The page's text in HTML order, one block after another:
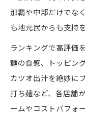
那覇や中部だけでな
も地元民からも支持
ランキングで高評価
麺の食感、トッピン
カツオ出汁を絶妙に
打ち麺など、各店舗
ームやコストパフォ